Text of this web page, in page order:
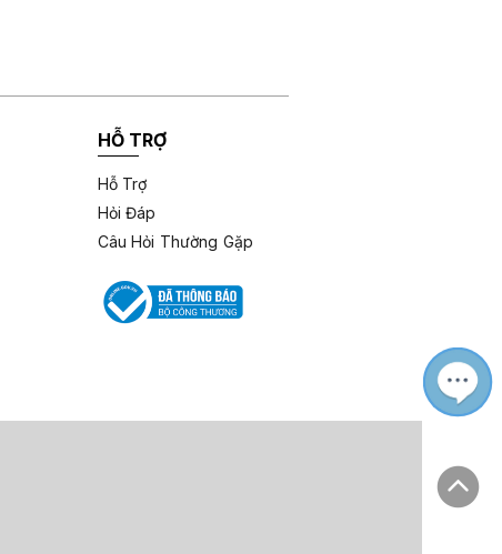
HỖ TRỢ
Hỗ Trợ
Hỏi Đáp
Câu Hỏi Thường Gặp